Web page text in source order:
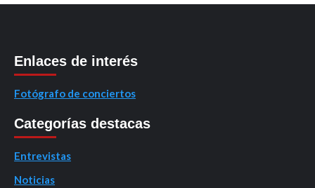
Enlaces de interés
Fotógrafo de conciertos
Categorías destacas
Entrevistas
Noticias